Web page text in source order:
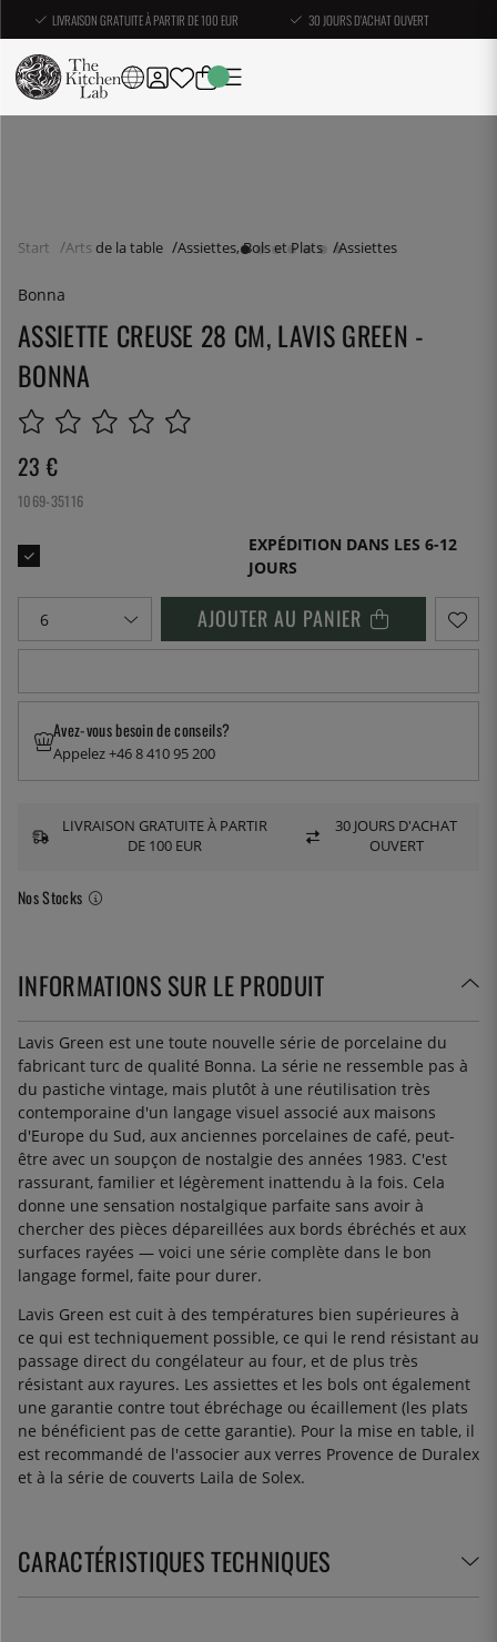
LIVRAISON GRATUITE À PARTIR DE 100 EUR 30 JOURS D'ACHAT OUVERT
Start Arts de la table Assiettes, Bols et Plats Assiettes
Bonna
ASSIETTE CREUSE 28 CM, LAVIS GREEN -
BONNA
23 €
1069-35116
EXPÉDITION DANS LES 6-12
JOURS
AJOUTER AU PANIER
Nos Stocks
Avez-vous besoin de conseils?
Appelez +46 8 410 95 200
LIVRAISON GRATUITE À PARTIR
DE 100 EUR
30 JOURS D'ACHAT
OUVERT
INFORMATIONS SUR LE PRODUIT
Lavis Green est une toute nouvelle série de porcelaine du
fabricant turc de qualité Bonna. La série ne ressemble pas à
du pastiche vintage, mais plutôt à une réutilisation très
contemporaine d'un langage visuel associé aux maisons
d'Europe du Sud, aux anciennes porcelaines de café, peut-
être avec un soupçon de nostalgie des années 1983. C'est
rassurant, familier et légèrement inattendu à la fois. Cela
donne une sensation nostalgique parfaite sans avoir à
chercher des pièces dépareillées aux bords ébréchés et aux
surfaces rayées — voici une série complète dans le bon
langage formel, faite pour durer.
Lavis Green est cuit à des températures bien supérieures à
ce qui est techniquement possible, ce qui le rend résistant au
passage direct du congélateur au four, et de plus très
résistant aux rayures. Les assiettes et les bols ont également
une garantie contre tout ébréchage ou écaillement (les plats
ne bénéficient pas de cette garantie). Pour la mise en table, il
est recommandé de l'associer aux verres Provence de Duralex
et à la série de couverts Laila de Solex.
CARACTÉRISTIQUES TECHNIQUES